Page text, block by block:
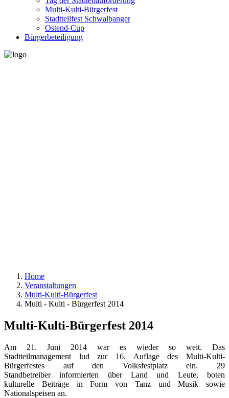
Multi-Kulti-Bürgerfest
Stadtteilfest Schwalbanger
Ostend-Cup
Bürgerbeteiligung
Home
Veranstaltungen
Multi-Kulti-Bürgerfest
Multi - Kulti - Bürgerfest 2014
Multi-Kulti-Bürgerfest 2014
Am 21. Juni 2014 war es wieder so weit. Das
Stadtteilmanagement lud zur 16. Auflage des Multi-Kulti-
Bürgerfestes auf den Volksfestplatz ein. 29
Standbetreiber informierten über Land und Leute, boten
kulturelle Beiträge in Form von Tanz und Musik sowie
Nationalspeisen an.